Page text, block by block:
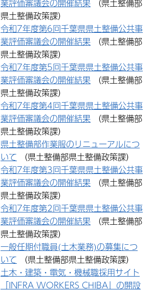
業評価審議会の開催結果
県土整備政策課）
令和7年度第6回千葉県県土整備公共事
業評価審議会の開催結果
県土整備政策課）
令和7年度第5回千葉県県土整備公共事
業評価審議会の開催結果
県土整備政策課）
令和7年度第4回千葉県県土整備公共事
業評価審議会の開催結果
県土整備政策課）
県土整備部作業服のリニューアルにつ
いて
（県土整備部県土整備政策課）
令和7年度第3回千葉県県土整備公共事
業評価審議会の開催結果
県土整備政策課）
令和7年度第2回千葉県県土整備公共事
業評価審議会の開催結果
県土整備政策課）
一般任期付職員(土木業務)の募集につ
いて
（県土整備部県土整備政策課）
土木・建築・電気・機械職採用サイト
「INFRA WORKERS CHIBA」の開設